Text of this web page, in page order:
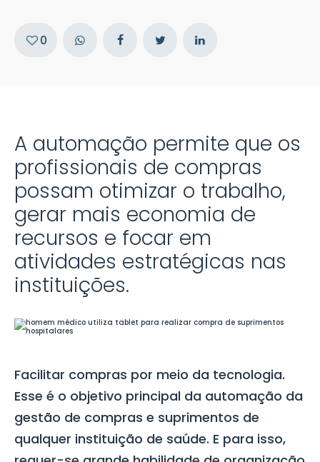
0
A automação permite que os
profissionais de compras
possam otimizar o trabalho,
gerar mais economia de
recursos e focar em
atividades estratégicas nas
instituições.
Facilitar compras por meio da tecnologia.
Esse é o objetivo principal da automação da
gestão de compras e suprimentos de
qualquer instituição de saúde. E para isso,